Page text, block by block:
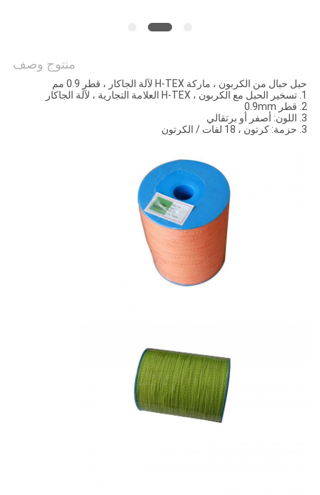
منتوج وصف
حبل حبال من الكربون ، ماركة H-TEX لآلة الجاكار ، قطر 0.9 مم
1. تسخير الحبل مع الكربون ، H-TEX العلامة التجارية ، لآلة الجاكار
2. قطر 0.9mm
3. اللون: أصفر أو برتقالي
3. حزمة: كرتون ، 18 لفات / الكرتون